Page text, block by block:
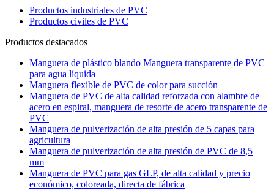
Productos industriales de PVC
Productos civiles de PVC
Productos destacados
Manguera de plástico blando Manguera transparente de PVC
para agua líquida
Manguera flexible de PVC de color para succión
Manguera de PVC de alta calidad reforzada con alambre de
acero en espiral, manguera de resorte de acero transparente de
PVC
Manguera de pulverización de alta presión de 5 capas para
agricultura
Manguera de pulverización de alta presión de PVC de 8,5
mm
Manguera de PVC para gas GLP, de alta calidad y precio
económico, coloreada, directa de fábrica